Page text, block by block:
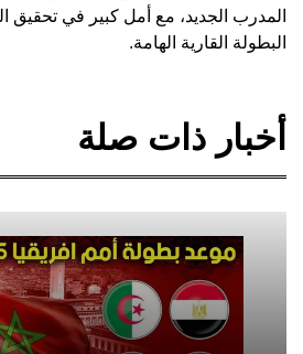
المدرب الجديد، مع أمل كبير في تحقيق
البطولة القارية الهامة.
أخبار ذات صلة